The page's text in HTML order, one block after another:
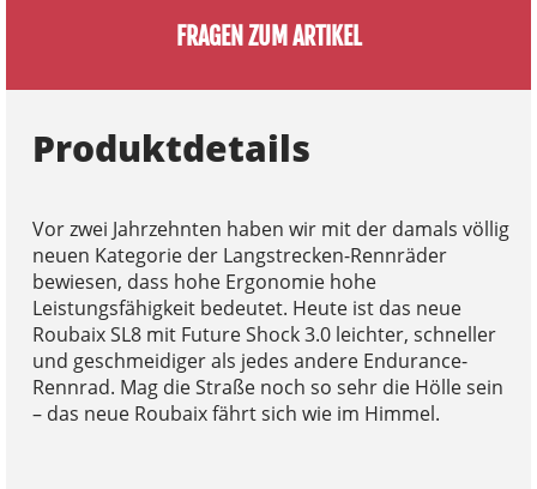
FRAGEN ZUM ARTIKEL
Produktdetails
Vor zwei Jahrzehnten haben wir mit der damals völlig
neuen Kategorie der Langstrecken-Rennräder
bewiesen, dass hohe Ergonomie hohe
Leistungsfähigkeit bedeutet. Heute ist das neue
Roubaix SL8 mit Future Shock 3.0 leichter, schneller
und geschmeidiger als jedes andere Endurance-
Rennrad. Mag die Straße noch so sehr die Hölle sein
– das neue Roubaix fährt sich wie im Himmel.